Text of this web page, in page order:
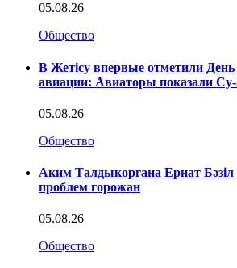
05.08.26
Общество
В Жетісу впервые отметили
авиации: Авиаторы показали
05.08.26
Общество
Аким Талдыкоргана Ернат Бәзіл
проблем горожан
05.08.26
Общество